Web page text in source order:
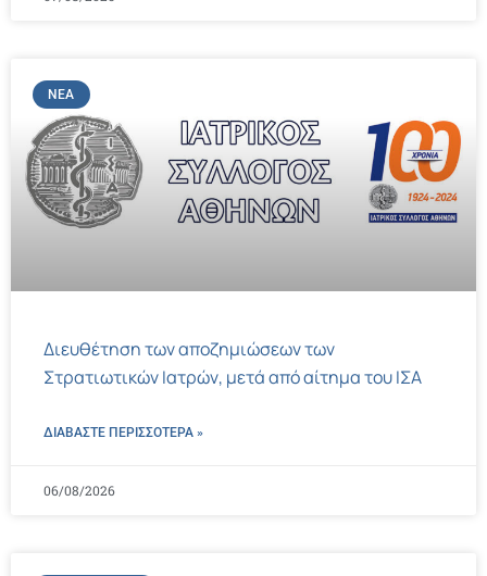
ΝΈΑ
Διευθέτηση των αποζημιώσεων των
Στρατιωτικών Ιατρών, μετά από αίτημα του ΙΣΑ
ΔΙΑΒΑΣΤΕ ΠΕΡΙΣΣΌΤΕΡΑ »
06/08/2026